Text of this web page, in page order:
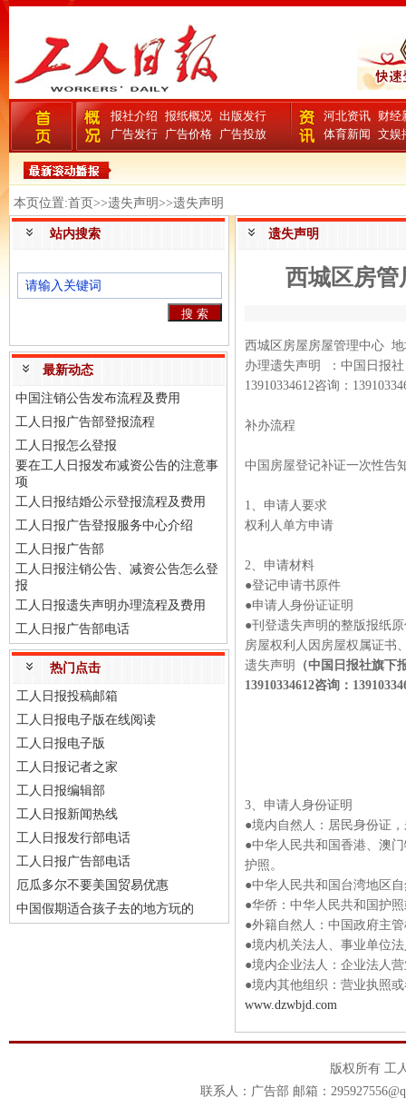
报社介绍 报纸概况 出版发行
广告发行 广告价格 广告投放
河北资讯 财经
体育新闻 文娱
本页位置:首页>>遗失声明>>遗失声明
站内搜索
最新动态
中国注销公告发布流程及费用
工人日报广告部登报流程
工人日报怎么登报
要在工人日报发布减资公告的注意事
项
工人日报结婚公示登报流程及费用
工人日报广告登报服务中心介绍
工人日报广告部
工人日报注销公告、减资公告怎么登
报
工人日报遗失声明办理流程及费用
工人日报广告部电话
热门点击
工人日报投稿邮箱
工人日报电子版在线阅读
工人日报电子版
工人日报记者之家
工人日报编辑部
工人日报新闻热线
工人日报发行部电话
工人日报广告部电话
厄瓜多尔不要美国贸易优惠
中国假期适合孩子去的地方玩的
遗失声明
西城区房管
西城区房屋房屋管理中心
办理遗失声明 ：中国日报
13910334612咨询：
补办流程
中国房屋登记补证一次性告
1、申请人要求
权利人单方申请
2、申请材料
●登记申请书原件
●申请人身份证证明
●刊登遗失声明的整版报纸原
房屋权利人因房屋权属证书
遗失声明 （中国日报社旗下
13910334612咨询：
3、申请人身份证明
●境内自然人：居民身份证
●中华人民共和国香港、澳
护照。
●中华人民共和国台湾地区
●华侨：中华人民共和国护
●外籍自然人：中国政府主
●境内机关法人、事业单位
●境内企业法人：企业法人
●境内其他组织：营业执照
www.dzwbjd.com
版权所有 工
联系人：广告部 邮箱：